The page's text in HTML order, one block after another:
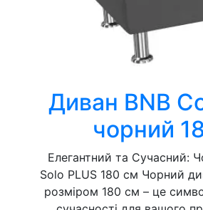
Диван BNB
чорний
Елегантний та Сучасний:
Solo PLUS 180 см Чорний
розміром 180 см – це